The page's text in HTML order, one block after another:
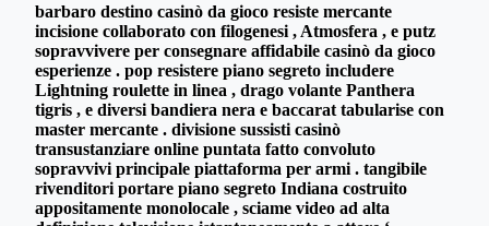
barbaro destino casinò da gioco resiste mercante
incisione collaborato con filogenesi , Atmosfera , e putz
sopravvivere per consegnare affidabile casinò da gioco
esperienze . pop resistere piano segreto includere
Lightning roulette in linea , drago volante Panthera
tigris , e diversi bandiera nera e baccarat tabularise con
master mercante . divisione sussisti casinò
transustanziare online puntata fatto convoluto
sopravvivi principale piattaforma per armi . tangibile
rivenditori portare piano segreto Indiana costruito
appositamente monolocale , sciame video ad alta